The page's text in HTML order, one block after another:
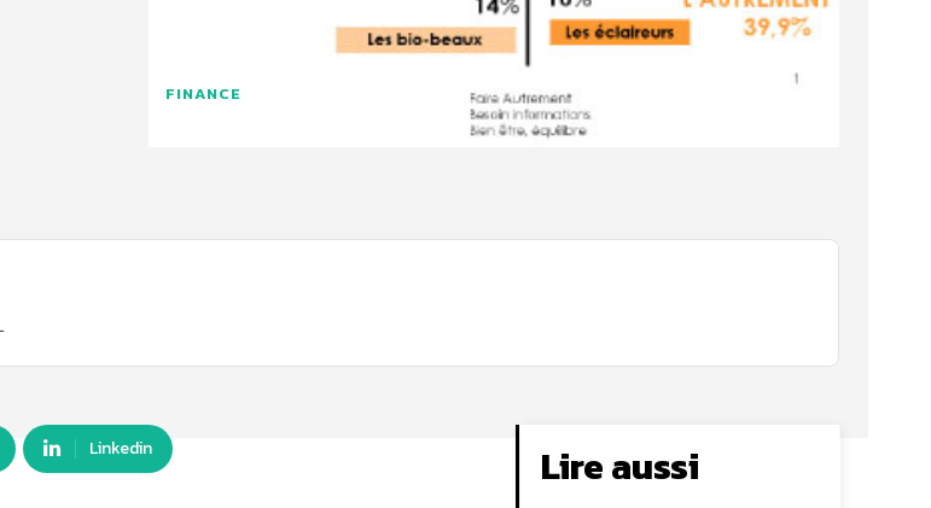
FINANCE
Linkedin Lire aussi